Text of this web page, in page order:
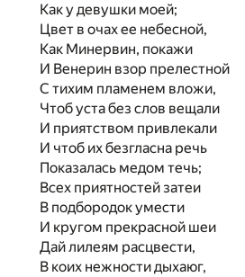
Как у девушки моей;
Цвет в очах ее небесной,
Как Минервин, покажи
И Венерин взор прелестной
С тихим пламенем вложи,
Чтоб уста без слов вещали
И приятством привлекали
И чтоб их безгласна речь
Показалась медом течь;
Всех приятностей затеи
В подбородок умести
И кругом прекрасной шеи
Дай лилеям расцвести,
В коих нежности дыхаюг,